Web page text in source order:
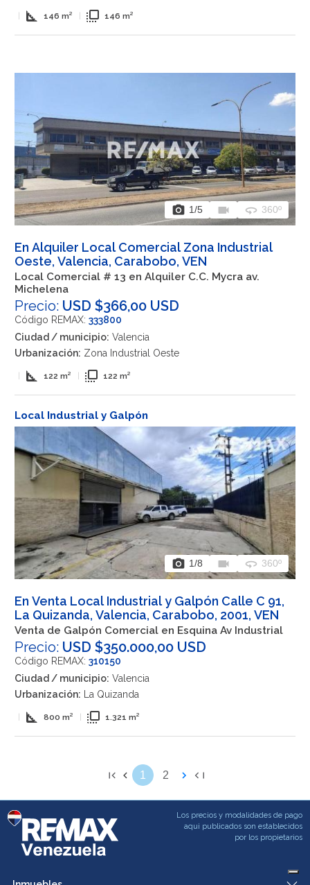
square_foot 146 m² flip_to_front 146 m²
photo_camera 1/5 videocam 360 360º
En Alquiler Local Comercial Zona Industrial
Oeste, Valencia, Carabobo, VEN
Local Comercial # 13 en Alquiler C.C. Mycra av.
Michelena
Precio: USD $366,00 USD
Código REMAX: 333800
Ciudad / municipio: Valencia
Urbanización: Zona Industrial Oeste
square_foot 122 m² flip_to_front 122 m²
Local Industrial y Galpón
photo_camera 1/8 videocam 360 360º
En Venta Local Industrial y Galpón Calle C 91,
La Quizanda, Valencia, Carabobo, 2001, VEN
Venta de Galpón Comercial en Esquina Av Industrial
Precio: USD $350.000,00 USD
Código REMAX: 310150
Ciudad / municipio: Valencia
Urbanización: La Quizanda
square_foot 800 m² flip_to_front 1.321 m²
1 2
Los precios y modalidades de pago
aqui publicados son establecidos
por los propietarios